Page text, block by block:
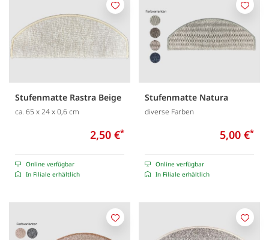
Stufenmatte Rastra Beige
ca. 65 x 24 x 0,6 cm
2,50 €*
Online verfügbar
In Filiale erhältlich
Merken
Stufenmatte Natura
diverse Farben
5,00 €*
Online verfügbar
In Filiale erhältlich
Merken